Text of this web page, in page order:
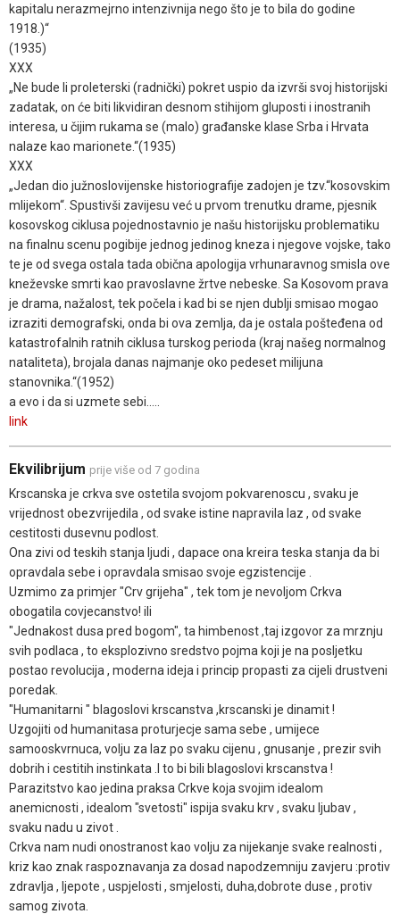
kapitalu nerazmejrno intenzivnija nego što je to bila do godine
1918.)“
(1935)
XXX
„Ne bude li proleterski (radnički) pokret uspio da izvrši svoj historijski
zadatak, on će biti likvidiran desnom stihijom gluposti i inostranih
interesa, u čijim rukama se (malo) građanske klase Srba i Hrvata
nalaze kao marionete.“(1935)
XXX
„Jedan dio južnoslovijenske historiografije zadojen je tzv.“kosovskim
mlijekom“. Spustivši zavijesu već u prvom trenutku drame, pjesnik
kosovskog ciklusa pojednostavnio je našu historijsku problematiku
na finalnu scenu pogibije jednog jedinog kneza i njegove vojske, tako
te je od svega ostala tada obična apologija vrhunaravnog smisla ove
kneževske smrti kao pravoslavne žrtve nebeske. Sa Kosovom prava
je drama, nažalost, tek počela i kad bi se njen dublji smisao mogao
izraziti demografski, onda bi ova zemlja, da je ostala pošteđena od
katastrofalnih ratnih ciklusa turskog perioda (kraj našeg normalnog
nataliteta), brojala danas najmanje oko pedeset milijuna
stanovnika.“(1952)
a evo i da si uzmete sebi.....
link
Ekvilibrijum prije više od 7 godina
Krscanska je crkva sve ostetila svojom pokvarenoscu , svaku je
vrijednost obezvrijedila , od svake istine napravila laz , od svake
cestitosti dusevnu podlost.
Ona zivi od teskih stanja ljudi , dapace ona kreira teska stanja da bi
opravdala sebe i opravdala smisao svoje egzistencije .
Uzmimo za primjer "Crv grijeha" , tek tom je nevoljom Crkva
obogatila covjecanstvo! ili
"Jednakost dusa pred bogom", ta himbenost ,taj izgovor za mrznju
svih podlaca , to eksplozivno sredstvo pojma koji je na posljetku
postao revolucija , moderna ideja i princip propasti za cijeli drustveni
poredak.
"Humanitarni " blagoslovi krscanstva ,krscanski je dinamit !
Uzgojiti od humanitasa proturjecje sama sebe , umijece
samooskvrnuca, volju za laz po svaku cijenu , gnusanje , prezir svih
dobrih i cestitih instinkata .I to bi bili blagoslovi krscanstva !
Parazitstvo kao jedina praksa Crkve koja svojim idealom
anemicnosti , idealom "svetosti" ispija svaku krv , svaku ljubav ,
svaku nadu u zivot .
Crkva nam nudi onostranost kao volju za nijekanje svake realnosti ,
kriz kao znak raspoznavanja za dosad napodzemniju zavjeru :protiv
zdravlja , ljepote , uspjelosti , smjelosti, duha,dobrote duse , protiv
samog zivota.